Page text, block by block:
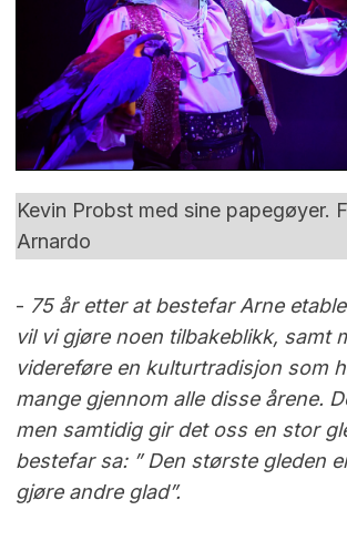
Kevin Probst med sine papegøyer.
Arnardo
- 75 år etter at bestefar Arne
vil vi gjøre noen tilbakeblikk, samt
videreføre en kulturtradisjon som
mange gjennom alle disse årene.
men samtidig gir det oss en stor
bestefar sa: ” Den største gleden
gjøre andre glad”.